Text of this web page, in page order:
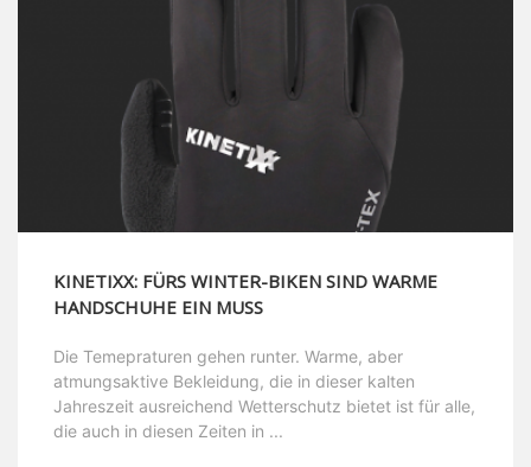
KINETIXX: FÜRS WINTER-BIKEN SIND WARME
HANDSCHUHE EIN MUSS
Die Temepraturen gehen runter. Warme, aber
atmungsaktive Bekleidung, die in dieser kalten
Jahreszeit ausreichend Wetterschutz bietet ist für alle,
die auch in diesen Zeiten in ...